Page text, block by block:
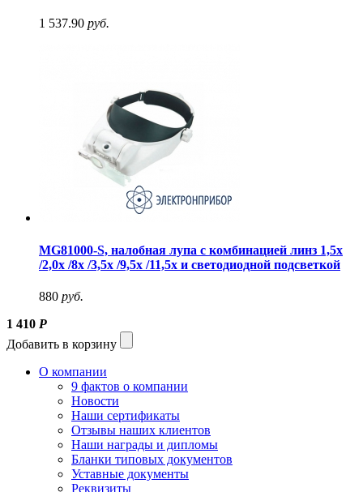
1 537.90 руб.
MG81000-S, налобная лупа с комбинацией линз 1,5х
/2,0х /8х /3,5х /9,5х /11,5х и светодиодной подсветкой
880 руб.
1 410 Р
Добавить в корзину
О компании
9 фактов о компании
Новости
Наши сертификаты
Отзывы наших клиентов
Наши награды и дипломы
Бланки типовых документов
Уставные документы
Реквизиты